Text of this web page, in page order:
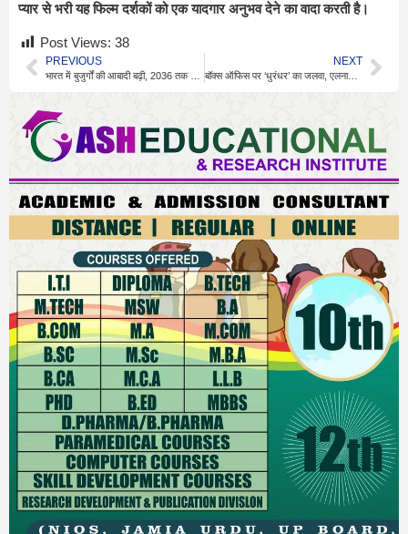
प्यार से भरी यह फिल्म दर्शकों को एक यादगार अनुभव देने का वादा करती है।
Post Views: 38
PREVIOUS NEXT
बॉक्स ऑफिस पर ‘धुरंधर’ का जलवा, एलनाज नौरोजी ने की जमकर तारीफ